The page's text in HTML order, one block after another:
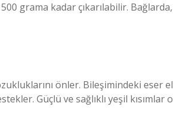
grama kadar çıkarılabilir. Bağlarda,
önler. Bileşimindeki eser
Güçlü ve sağlıklı yeşil kısımlar